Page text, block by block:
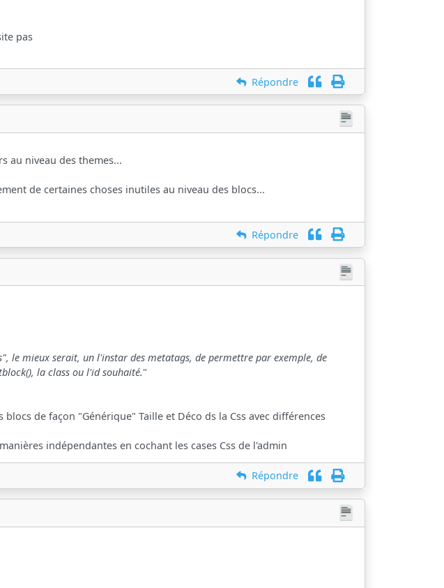
pas
Répondre
au niveau des themes...
de certaines choses inutiles au niveau des blocs...
Répondre
le mieux serait, un l'instar des metatags, de permettre par exemple, de
la class ou l'id souhaité."
de façon "Générique" Taille et Déco ds la Css avec différences
indépendantes en cochant les cases Css de l'admin
Répondre